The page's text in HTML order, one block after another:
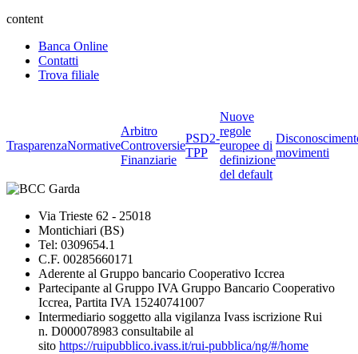
content
Banca Online
Contatti
Trova filiale
TrasparenzaNormative
Arbitro
Controversie
Finanziarie
PSD2-
TPP
Nuove
regole
europee di
definizione
del default
movimenti
Via Trieste 62 - 25018
Montichiari (BS)
Tel: 0309654.1
C.F. 00285660171
Aderente al Gruppo bancario Cooperativo Iccrea
Partecipante al Gruppo IVA Gruppo Bancario Cooperativo
Iccrea, Partita IVA 15240741007
Intermediario soggetto alla vigilanza Ivass iscrizione Rui
n. D000078983 consultabile al
sito https://ruipubblico.ivass.it/rui-pubblica/ng/#/home